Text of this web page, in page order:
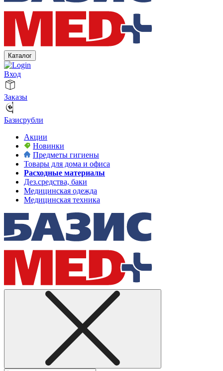
Каталог
Вход
Заказы
Базисрубли
Акции
Новинки
Предметы гигиены
Товары для дома и офиса
Расходные материалы
Дез.средства, баки
Медицинская одежда
Медицинская техника